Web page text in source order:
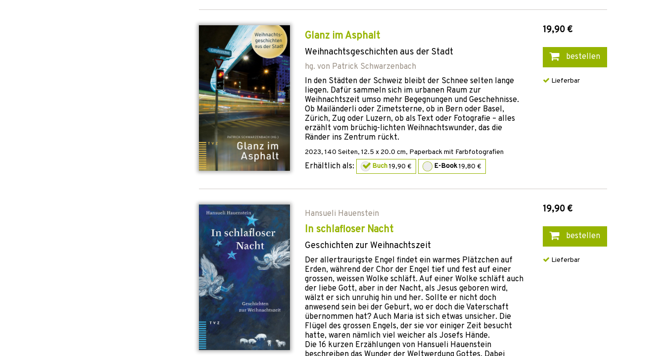
Glanz im Asphalt
Weihnachtsgeschichten aus der Stadt
hg. von Patrick Schwarzenbach
In den Städten der Schweiz bleibt der Schnee selten lange
liegen. Dafür sammeln sich im urbanen Raum zur
Weihnachtszeit umso mehr Begegnungen und Geschehnisse.
Ob Mailänderli oder Zimetsterne, ob in Bern oder Basel,
Zürich, Zug oder Luzern, ob als Text oder Fotografie – alles
erzählt vom brüchig-lichten Weihnachtswunder, das die
Ränder ins Zentrum rückt.
2023, 140 Seiten, 12.5 x 20.0 cm, Paperback mit Farbfotografien
Erhältlich als: Buch19,90 € E-Book19,80 €
19,90 €
bestellen
Lieferbar
Hansueli Hauenstein
In schlafloser Nacht
Geschichten zur Weihnachtszeit
Der allertraurigste Engel findet ein warmes Plätzchen auf
Erden, während der Chor der Engel tief und fest auf einer
grossen, weissen Wolke schläft. Auf einer Wolke schläft auch
der liebe Gott, aber in der Nacht, als Jesus geboren wird,
wälzt er sich unruhig hin und her. Sollte er nicht doch
anwesend sein bei der Geburt, wo er doch die Vaterschaft
übernommen hat? Auch Maria ist sich etwas unsicher. Die
Flügel des grossen Engels, der sie vor einiger Zeit besucht
hatte, waren nämlich viel weicher als Josefs Hände.
Die 16 kurzen Erzählungen von Hansueli Hauenstein
19,90 €
bestellen
Lieferbar